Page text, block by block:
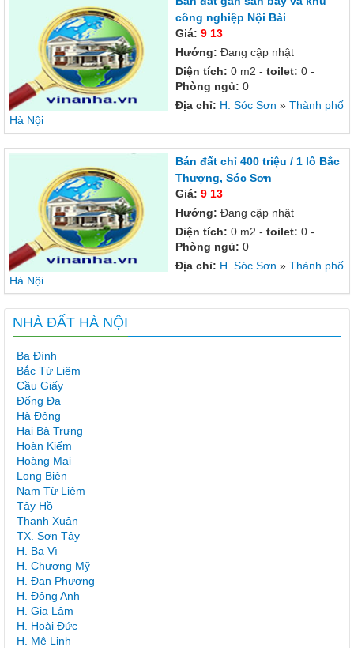
công nghiệp Nội Bài
Giá: 9 13
Hướng: Đang cập nhật
Diện tích: 0 m2 - toilet: 0 -
Phòng ngủ: 0
Địa chỉ: H. Sóc Sơn » Thành phố
Hà Nội
Bán đất chỉ 400 triệu / 1 lô Bắc
Thượng, Sóc Sơn
Giá: 9 13
Hướng: Đang cập nhật
Diện tích: 0 m2 - toilet: 0 -
Phòng ngủ: 0
Địa chỉ: H. Sóc Sơn » Thành phố
Hà Nội
NHÀ ĐẤT HÀ NỘI
Ba Đình
Bắc Từ Liêm
Cầu Giấy
Đống Đa
Hà Đông
Hai Bà Trưng
Hoàn Kiếm
Hoàng Mai
Long Biên
Nam Từ Liêm
Tây Hồ
Thanh Xuân
TX. Sơn Tây
H. Ba Vì
H. Chương Mỹ
H. Đan Phượng
H. Đông Anh
H. Gia Lâm
H. Hoài Đức
H. Mê Linh